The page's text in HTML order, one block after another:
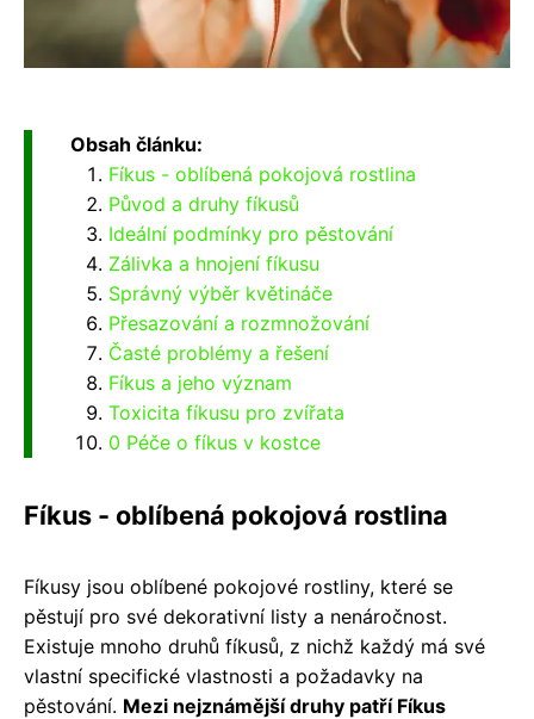
Obsah článku:
Fíkus - oblíbená pokojová rostlina
Původ a druhy fíkusů
Ideální podmínky pro pěstování
Zálivka a hnojení fíkusu
Správný výběr květináče
Přesazování a rozmnožování
Časté problémy a řešení
Fíkus a jeho význam
Toxicita fíkusu pro zvířata
0 Péče o fíkus v kostce
Fíkus - oblíbená pokojová rostlina
Fíkusy jsou oblíbené pokojové rostliny, které se
pěstují pro své dekorativní listy a nenáročnost.
Existuje mnoho druhů fíkusů, z nichž každý má své
vlastní specifické vlastnosti a požadavky na
pěstování. Mezi nejznámější druhy patří Fíkus